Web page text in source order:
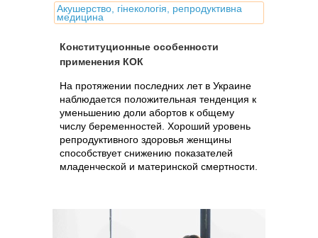
Акушерство, гінекологія, репродуктивна
медицина
Конституционные особенности
применения КОК
На протяжении последних лет в Украине
наблюдается положительная тенденция к
уменьшению доли абортов к общему
числу беременностей. Хороший уровень
репродуктивного здоровья женщины
способствует снижению показателей
младенческой и материнской смертности.